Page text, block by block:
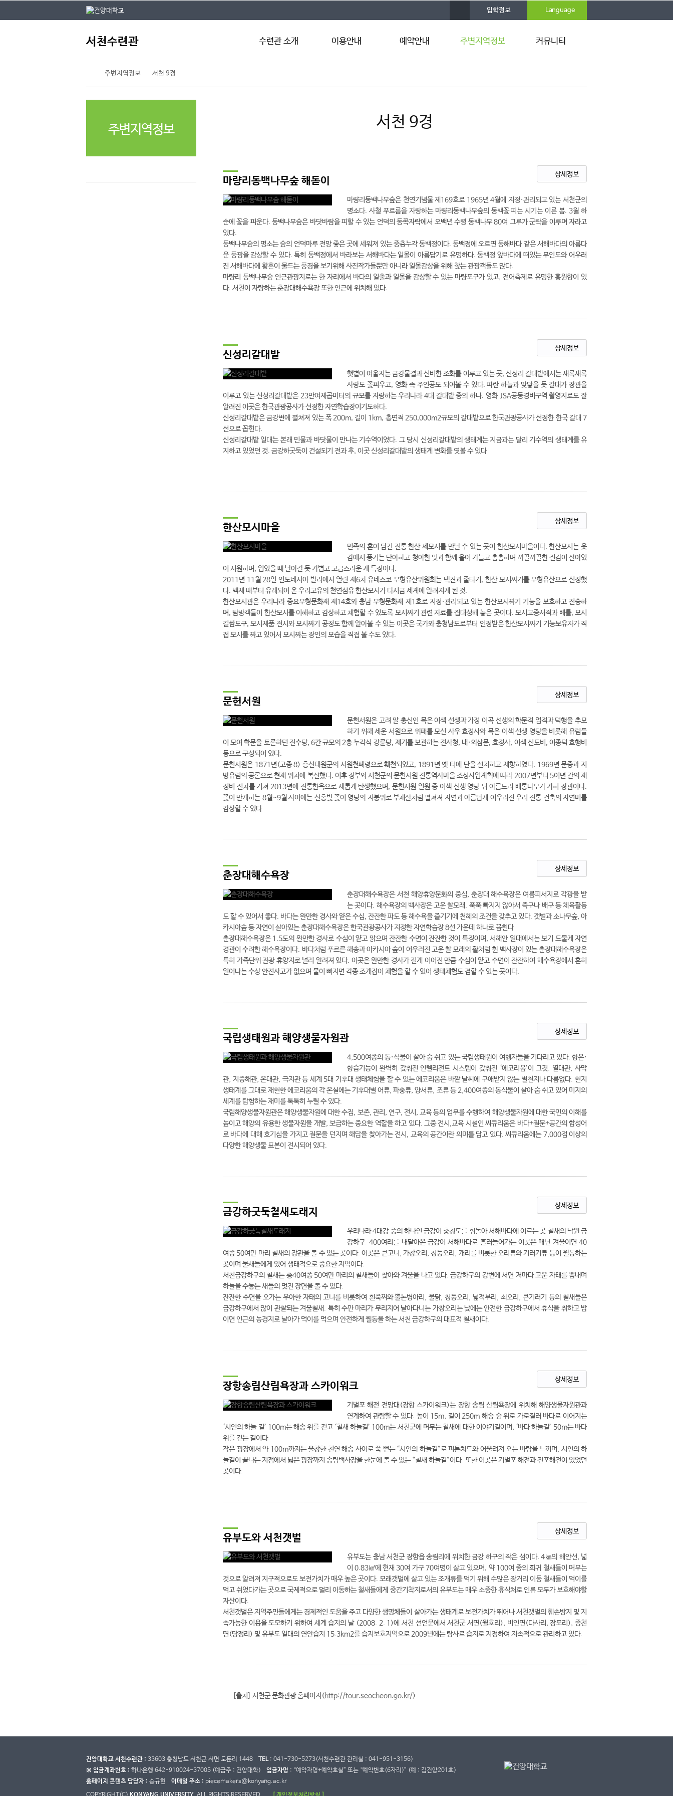
입학정보 Language
서천수련관 수련관 소개
시설안내
이용안내
이용요금
예약안내
인터넷예약
주변지역정보 커뮤니티
갤러리
주변지역정보 서천 9경
주변지역정보 서천 9경
마량리동백나무숲 해돋이
상세정보
마량리동백나무숲은 천연기념물 제169호로 1965년 4월에 지정·관리되고 있는 서천군의
명소다. 사철 푸르름을 자랑하는 마량리동백나무숲의 동백꽃 피는 시기는 이른 봄. 3월 하
순에 꽃을 피운다. 동백나무숲은 바닷바람을 피할 수 있는 언덕의 동쪽자락에서 오백년 수령 동백나무 80여 그루가 군락을 이루며 자라고
있다.
동백나무숲의 명소는 숲의 언덕마루 전망 좋은 곳에 세워져 있는 중층누각 동백정이다. 동백정에 오르면 동해바다 같은 서해바다의 아름다
운 풍광을 감상할 수 있다. 특히 동백정에서 바라보는 서해바다는 일몰이 아름답기로 유명하다. 동백정 앞바다에 떠있는 무인도와 어우러
진 서해바다에 황혼이 물드는 풍경을 보기위해 사진작가들뿐만 아니라 일몰감상을 위해 찾는 관광객들도 많다.
마량리 동백나무숲 인근관광지로는 한 자리에서 바다의 일출과 일몰을 감상할 수 있는 마량포구가 있고, 전어축제로 유명한 홍원항이 있
다. 서천이 자랑하는 춘장대해수욕장 또한 인근에 위치해 있다.
신성리갈대밭
상세정보
햇볕이 여울지는 금강물결과 신비한 조화를 이루고 있는 곳, 신성리 갈대밭에서는 새록새록
사랑도 꽃피우고, 영화 속 주인공도 되어볼 수 있다. 파란 하늘과 맞닿을 듯 갈대가 장관을
이루고 있는 신성리갈대밭은 23만여제곱미터의 규모를 자랑하는 우리나라 4대 갈대밭 중의 하나. 영화 JSA공동경비구역 촬영지로도 잘
알려진 이곳은 한국관광공사가 선정한 자연학습장이기도하다.
신성리갈대밭은 금강변에 펼쳐져 있는 폭 200m, 길이 1km, 총면적 250,000m2규모의 갈대밭으로 한국관광공사가 선정한 한국 갈대 7
선으로 꼽힌다.
신성리갈대밭 일대는 본래 민물과 바닷물이 만나는 기수역이었다. 그 당시 신성리갈대밭의 생태계는 지금과는 달리 기수역의 생태계를 유
지하고 있었던 것. 금강하굿둑이 건설되기 전과 후, 이곳 신성리갈대밭의 생태계 변화를 엿볼 수 있다
한산모시마을
상세정보
민족의 혼이 담긴 전통 한산 세모시를 만날 수 있는 곳이 한산모시마을이다. 한산모시는 옷
감에서 풍기는 단아하고 청아한 멋과 함께 올이 가늘고 촘촘하며 까끌까끌한 질감이 살아있
어 시원하며, 입었을 때 날아갈 듯 가볍고 고급스러운 게 특징이다.
2011년 11월 28일 인도네시아 발리에서 열린 제6차 유네스코 무형유산위원회는 택견과 줄타기, 한산 모시짜기를 무형유산으로 선정했
다. 백제 때부터 유래되어 온 우리고유의 천연섬유 한산모시가 다시금 세계에 알려지게 된 것.
한산모시관은 우리나라 중요무형문화재 제14호와 충남 무형문화재 제1호로 지정·관리되고 있는 한산모시짜기 기능을 보호하고 전승하
며, 탐방객들이 한산모시를 이해하고 감상하고 체험할 수 있도록 모시짜기 관련 자료를 집대성해 놓은 곳이다. 모시고증서적과 베틀, 모시
길쌈도구, 모시제품 전시와 모시짜기 공정도 함께 알아볼 수 있는 이곳은 국가와 충청남도로부터 인정받은 한산모시짜기 기능보유자가 직
접 모시를 짜고 있어서 모시짜는 장인의 모습을 직접 볼 수도 있다.
문헌서원
상세정보
문헌서원은 고려 말 충신인 목은 이색 선생과 가정 이곡 선생의 학문적 업적과 덕행을 추모
하기 위해 세운 서원으로 위패를 모신 사우 효정사와 목은 이색 선생 영당을 비롯해 유림들
이 모여 학문을 토론하던 진수당, 6칸 규모의 2층 누각식 강륜당, 제기를 보관하는 전사청, 내·외삼문, 효정사, 이색 신도비, 이종덕 효행비
등으로 구성되어 있다.
문헌서원은 1871년(고종 8) 흥선대원군의 서원철폐령으로 훼철되었고, 1891년 옛 터에 단을 설치하고 제향하였다. 1969년 문중과 지
방유림의 공론으로 현재 위치에 복설했다. 이후 정부와 서천군의 문헌서원 전통역사마을 조성사업계획에 따라 2007년부터 5여년 간의 재
정비 절차를 거쳐 2013년에 전통한옥으로 새롭게 탄생했으며, 문헌서원 일원 중 이색 선생 영당 뒤 아름드리 배롱나무가 가히 장관이다.
꽃이 만개하는 8월~9월 사이에는 선홍빛 꽃이 영당의 지붕위로 부채살처럼 펼쳐져 자연과 아름답게 어우러진 우리 전통 건축의 자연미를
감상할 수 있다
춘장대해수욕장
상세정보
춘장대해수욕장은 서천 해양휴양문화의 중심, 춘장대 해수욕장은 여름피서지로 각광을 받
는 곳이다. 해수욕장의 백사장은 고운 찰모래. 푹푹 빠지지 않아서 족구나 배구 등 체육활동
도 할 수 있어서 좋다. 바다는 완만한 경사와 얕은 수심, 잔잔한 파도 등 해수욕을 즐기기에 천혜의 조건을 갖추고 있다. 갯벌과 소나무숲, 아
카시아숲 등 자연이 살아있는 춘장대해수욕장은 한국관광공사가 지정한 자연학습장 8선 가운데 하나로 꼽힌다
춘장대해수욕장은 1.5도의 완만한 경사로 수심이 얕고 맑으며 잔잔한 수면이 잔잔한 것이 특징이며, 서해안 일대에서는 보기 드물게 자연
경관이 수려한 해수욕장이다. 바다처럼 푸르른 해송과 아카시아 숲이 어우러진 고운 찰 모래의 활처럼 휜 백사장이 있는 춘장대해수욕장은
특히 가족단위 관광 휴양지로 널리 알려져 있다. 이곳은 완만한 경사가 길게 이어진 만큼 수심이 얕고 수면이 잔잔하여 해수욕장에서 흔히
일어나는 수상 안전사고가 없으며 물이 빠지면 각종 조개잡이 체험을 할 수 있어 생태체험도 겸할 수 있는 곳이다.
국립생태원과 해양생물자원관
상세정보
4,500여종의 동·식물이 살아 숨 쉬고 있는 국립생태원이 여행자들을 기다리고 있다. 항온·
항습기능이 완벽히 갖춰진 인텔리전트 시스템이 갖춰진 ‘에코리움’이 그것. 열대관, 사막
관, 지중해관, 온대관, 극지관 등 세계 5대 기후대 생태체험을 할 수 있는 에코리움은 바깥 날씨에 구애받지 않는 별천지나 다름없다. 현지
생태계를 그대로 재현한 에코리움의 각 온실에는 기후대별 어류, 파충류, 양서류, 조류 등 2,400여종의 동식물이 살아 숨 쉬고 있어 미지의
세계를 탐험하는 재미를 톡톡히 누릴 수 있다.
국립해양생물자원관은 해양생물자원에 대한 수집, 보존, 관리, 연구, 전시, 교육 등의 업무를 수행하여 해양생물자원에 대한 국민의 이해를
높이고 해양의 유용한 생물자원을 개발, 보급하는 중요한 역할을 하고 있다. 그중 전시,교육 시설인 씨큐리움은 바다+질문+공간의 합성어
로 바다에 대해 호기심을 가지고 질문을 던지며 해답을 찾아가는 전시, 교육의 공간이란 의미를 담고 있다. 씨큐리움에는 7,000점 이상의
다양한 해양생물 표본이 전시되어 있다.
금강하굿둑철새도래지
상세정보
우리나라 4대강 중의 하나인 금강이 충청도를 휘돌아 서해바다에 이르는 곳 철새의 낙원 금
강하구. 400여리를 내달아온 금강이 서해바다로 흘러들어가는 이곳은 매년 겨울이면 40
여종 50여만 마리 철새의 장관을 볼 수 있는 곳이다. 이곳은 큰고니, 가창오리, 청둥오리, 개리를 비롯한 오리류와 기러기류 등이 월동하는
곳이며 물새들에게 있어 생태적으로 중요한 지역이다.
서천금강하구의 철새는 총40여종 50여만 마리의 철새들이 찾아와 겨울을 나고 있다. 금강하구의 강변에 서면 저마다 고운 자태를 뽐내며
하늘을 수놓는 새들의 멋진 장면을 볼 수 있다.
잔잔한 수면을 오가는 우아한 자태의 고니를 비롯하여 흰죽찌와 뿔논병아리, 물닭, 청둥오리, 넓적부리, 쇠오리, 큰기러기 등의 철새들은
금강하구에서 많이 관찰되는 겨울철새. 특히 수만 마리가 무리지어 날아다니는 가창오리는 낮에는 안전한 금강하구에서 휴식을 취하고 밤
이면 인근의 농경지로 날아가 먹이를 먹으며 안전하게 월동을 하는 서천 금강하구의 대표적 철새이다.
장항송림산림욕장과 스카이워크
상세정보
기벌포 해전 전망대(장항 스카이워크)는 장항 송림 산림욕장에 위치해 해양생물자원관과
연계하여 관람할 수 있다. 높이 15m, 길이 250m 해송 숲 위로 가로질러 바다로 이어지는
‘시인의 하늘 길’ 100m는 해송 위를 걷고 ‘철새 하늘길’ 100m는 서천군에 머무는 철새에 대한 이야기길이며, ‘바다 하늘길’ 50m는 바다
위를 걷는 길이다.
작은 광장에서 약 100m까지는 울창한 천연 해송 사이로 쭉 뻗는 “시인의 하늘길”로 피톤치드와 어울려져 오는 바람을 느끼며, 시인의 하
늘길이 끝나는 지점에서 넓은 광장까지 송림백사장을 한눈에 볼 수 있는 “철새 하늘길”이다. 또한 이곳은 기벌포 해전과 진포해전이 있었던
곳이다.
유부도와 서천갯벌
상세정보
유부도는 충남 서천군 장항읍 송림리에 위치한 금강 하구의 작은 섬이다. 4㎞의 해안선, 넓
이 0.83㎢에 현재 30여 가구 70여명이 살고 있으며, 약 100여 종의 희귀 철새들이 머무는
것으로 알려져 지구적으로도 보전가치가 매우 높은 곳이다. 모래갯벌에 살고 있는 조개류를 먹기 위해 수많은 장거리 이동 철새들이 먹이를
먹고 쉬었다가는 곳으로 국제적으로 멀리 이동하는 철새들에게 중간기착지로서의 유부도는 매우 소중한 휴식처로 인류 모두가 보호해야할
자산이다.
서천갯벌은 지역주민들에게는 경제적인 도움을 주고 다양한 생명체들이 살아가는 생태계로 보전가치가 뛰어나 서천갯벌의 훼손방지 및 지
속가능한 이용을 도모하기 위하여 세계 습지의 날 (2008. 2. 1)에 서천 선언문에서 서천군 서면(월호리), 비인면(다사리, 장포리), 종천
면(당정리) 및 유부도 일대의 연안습지 15.3km2를 습지보호지역으로 2009년에는 람사르 습지로 지정하여 지속적으로 관리하고 있다.
[출처] 서천군 문화관광 홈페이지(http://tour.seocheon.go.kr/)
건양대학교 서천수련관 : 33603 충청남도 서천군 서면 도둔리 1448 TEL: 041-730-5273(서천수련관 관리실 : 041-951-3156)
※ 입금계좌번호 : 하나은행 642-910024-37005 (예금주 : 건양대학) 입금자명 : “예약자명+예약호실” 또는 “예약번호(6자리)” (예 : 김건양201호)
홈페이지 콘텐츠 담당자 : 송규현 이메일 주소 : piecemakers@konyang.ac.kr